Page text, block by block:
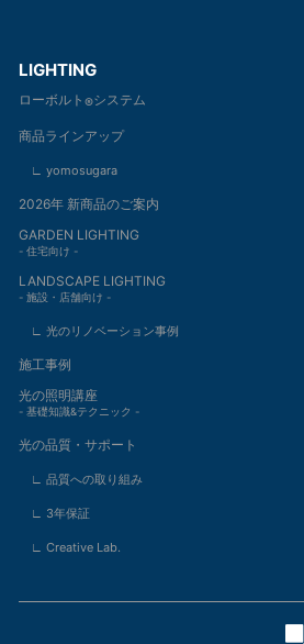
LIGHTING
ローボルト ®システム
商品ラインアップ
∟ yomosugara
2026年 新商品のご案内
GARDEN LIGHTING
- 住宅向け -
LANDSCAPE LIGHTING
- 施設・店舗向け -
∟ 光のリノベーション事例
施工事例
光の照明講座
- 基礎知識&テクニック -
光の品質・サポート
∟ 品質への取り組み
∟ 3年保証
∟ Creative Lab.